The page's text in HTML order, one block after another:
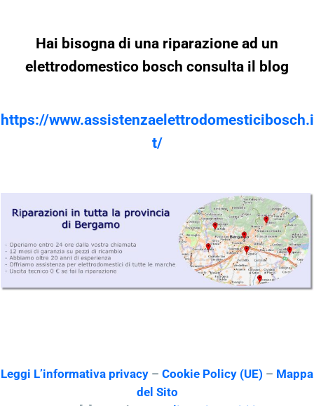
Hai bisogna di una riparazione ad un
elettrodomestico bosch consulta il blog
https://www.assistenzaelettrodomesticibosch.i
t/
Leggi L’informativa privacy – Cookie Policy (UE) – Mappa
del Sito